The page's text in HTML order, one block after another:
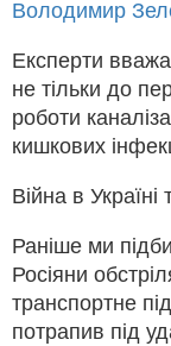
Володимир
Експерти
не тільки до
роботи
кишкових
Війна в
Раніше ми
Росіяни
транспортне
потрапив під